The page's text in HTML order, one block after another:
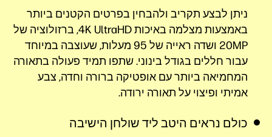
ניתן לבצע תקריב ולהבחין בפרטים הקטנים ביותר
באמצעות מצלמה באיכות 4K UltraHD, ברזולוציה של
20MP ושדה ראייה של 95 מעלות, שעוצבה במיוחד
עבור חללים בגודל בינוני. שתפו תמיד פעולה בתאורה
המחמיאה ביותר עם אופטיקה ברורה וחדה, צבע
אמיתי ופיצוי על תאורה ירודה.
כולם נראים היטב ליד שולחן הישיבה